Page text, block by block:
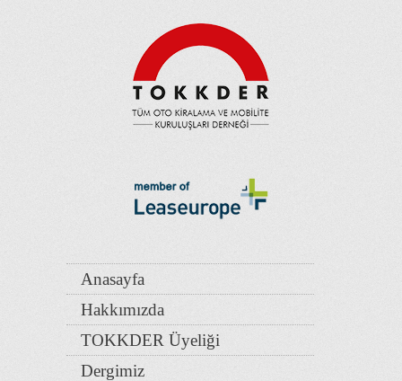
Anasayfa
Hakkımızda
TOKKDER Üyeliği
Dergimiz